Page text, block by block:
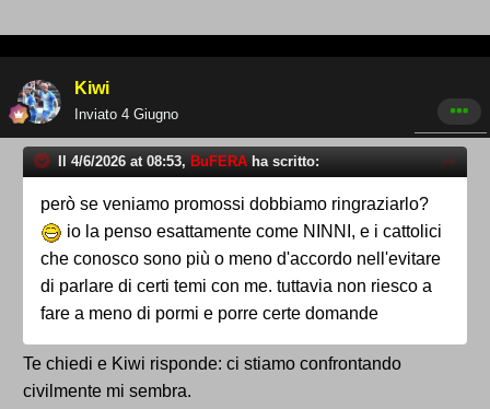
Kiwi
Inviato 4 Giugno
Il 4/6/2026 at 08:53, BuFERA ha scritto:
però se veniamo promossi dobbiamo ringraziarlo?
io la penso esattamente come NINNI, e i cattolici
che conosco sono più o meno d'accordo nell'evitare
di parlare di certi temi con me. tuttavia non riesco a
fare a meno di pormi e porre certe domande
Te chiedi e Kiwi risponde: ci stiamo confrontando
civilmente mi sembra.